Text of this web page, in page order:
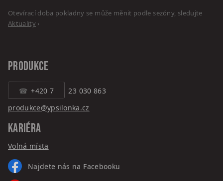
Otevírací doba pokladny se může měnit podle sezóny, sledujte
Aktuality›
PRODUKCE
+420 7
23 030 863
produkce@ypsilonka.cz
KARIÉRA
Volná místa
Najdete nás na Facebooku